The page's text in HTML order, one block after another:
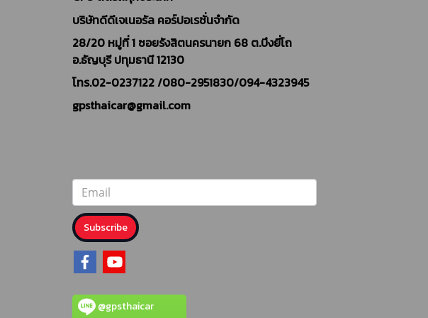
บริษัทดีดีเจเนอรัล คอร์ปอเรชั่นจำกัด
28/20 หมู่ที่ 1 ซอยรังสิตนครนายก 68 ต.บึงยี่โถ
อ.ธัญบุรี ปทุมธานี 12130
โทร.02-0237122 /080-2951830/094-4323945
gpsthaicar@gmail.com
Subscribe
@gpsthaicar